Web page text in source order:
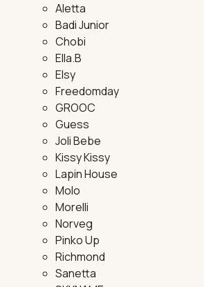
Aletta
Badi Junior
Chobi
Ella.B
Elsy
Freedomday
GROOC
Guess
Joli Bebe
Kissy Kissy
Lapin House
Molo
Morelli
Norveg
Pinko Up
Richmond
Sanetta